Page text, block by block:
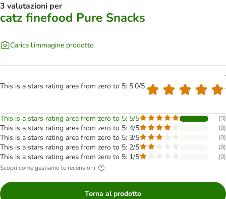
3 valutazioni per
catz finefood Pure Snacks
Carica l'immagine prodotto
This is a stars rating area from zero to 5: 5.0/5
This is a stars rating area from zero to 5: 5/5 (3)
This is a stars rating area from zero to 5: 4/5 (0)
This is a stars rating area from zero to 5: 3/5 (0)
This is a stars rating area from zero to 5: 2/5 (0)
This is a stars rating area from zero to 5: 1/5 (0)
Scopri come gestiamo le recensioni
Torna al prodotto